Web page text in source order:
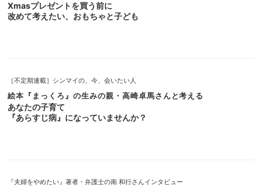
Xmasプレゼントを買う前に
改めて考えたい、おもちゃと子ども
［不定期連載］シンマイの、今、会いたい人
絵本『まっくろ』の生みの親・高崎卓馬さんと考える
あなたの子育て
『あらすじ病』になっていませんか？
『夫婦をやめたい』著者・弁護士の南 和行さんインタビュー